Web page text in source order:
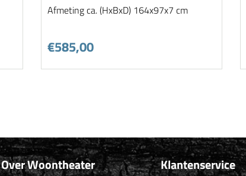
Afmeting ca. (HxBxD) 164x97x7 cm
€585,00
Over Woontheater Klantenservice